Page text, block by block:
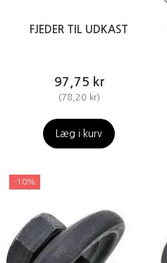
FJEDER TIL UDKAST
97,75 kr
(78,20 kr)
Læg i kurv
-10%